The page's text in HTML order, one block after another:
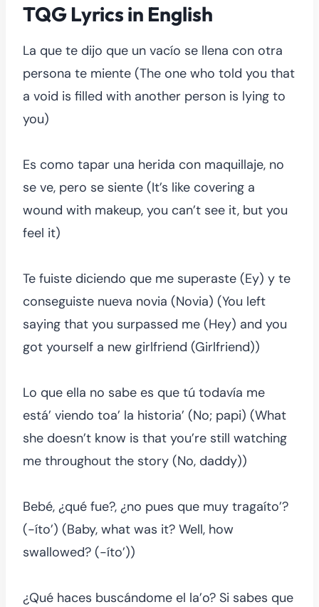
TQG Lyrics in English
La que te dijo que un vacío se llena con otra
persona te miente (The one who told you that
a void is filled with another person is lying to
you)
Es como tapar una herida con maquillaje, no
se ve, pero se siente (It’s like covering a
wound with makeup, you can’t see it, but you
feel it)
Te fuiste diciendo que me superaste (Ey) y te
conseguiste nueva novia (Novia) (You left
saying that you surpassed me (Hey) and you
got yourself a new girlfriend (Girlfriend))
Lo que ella no sabe es que tú todavía me
está’ viendo toa’ la historia’ (No; papi) (What
she doesn’t know is that you’re still watching
me throughout the story (No, daddy))
Bebé, ¿qué fue?, ¿no pues que muy tragaíto’?
(-íto’) (Baby, what was it? Well, how
swallowed? (-íto’))
¿Qué haces buscándome el la’o? Si sabes que